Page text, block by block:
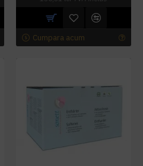
Cumpara acum